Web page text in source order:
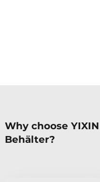
Why choose
Behälter?